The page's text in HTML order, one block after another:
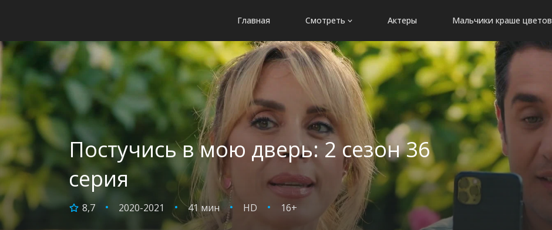
Главная Смотреть Актеры Мальчики краше цветов
Постучись в мою дверь: 2 сезон 36
серия
8,7 2020-2021 41 мин HD 16+